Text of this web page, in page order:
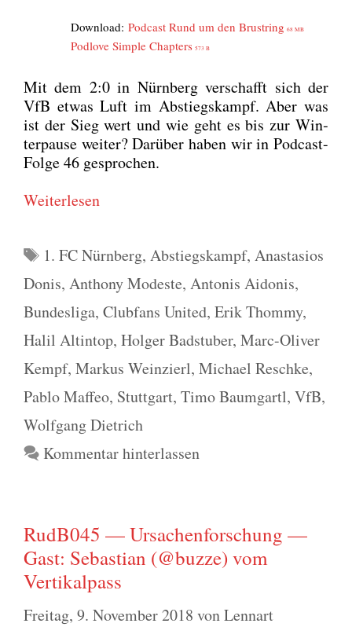
Down­load: Pod­cast Rund um den Brust­ring 68 MB
Pod­l­ove Simp­le Chap­ters 573 B
Mit dem 2:0 in Nürn­berg ver­schafft sich der
VfB etwas Luft im Abstiegs­kampf. Aber was
ist der Sieg wert und wie geht es bis zur Win­
ter­pau­se wei­ter? Dar­über haben wir in Pod­cast-
Fol­ge 46 gespro­chen.
Wei­ter­le­sen
Schlagwörter
1. FC Nürnberg, Abstiegskampf, Anastasios
Donis, Anthony Modeste, Antonis Aidonis,
Bundesliga, Clubfans United, Erik Thommy,
Halil Altintop, Holger Badstuber, Marc-Oliver
Kempf, Markus Weinzierl, Michael Reschke,
Pablo Maffeo, Stuttgart, Timo Baumgartl, VfB,
Wolfgang Dietrich
Kommentar hinterlassen
RudB045 — Ursachenforschung —
Gast: Sebastian (@buzze) vom
Vertikalpass
Freitag, 9. November 2018 vonLennart